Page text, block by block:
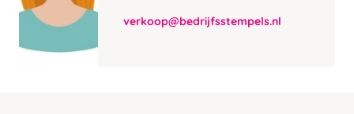
verkoop@bedrijfsstempels.nl